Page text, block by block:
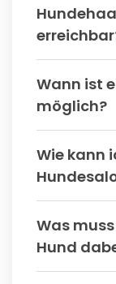
Wann ist
möglich?
Wie kann
Was
Hund